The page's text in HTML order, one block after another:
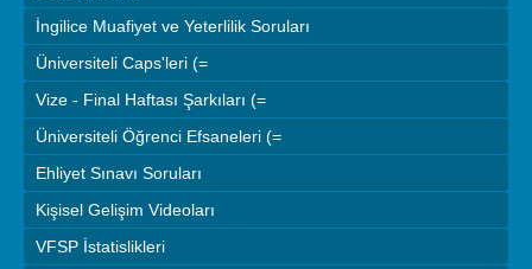
İngilice Muafiyet ve Yeterlilik Soruları
Üniversiteli Caps'leri (=
Vize - Final Haftası Şarkıları (=
Üniversiteli Öğrenci Efsaneleri (=
Ehliyet Sınavı Soruları
Kişisel Gelişim Videoları
VFSP İstatislikleri